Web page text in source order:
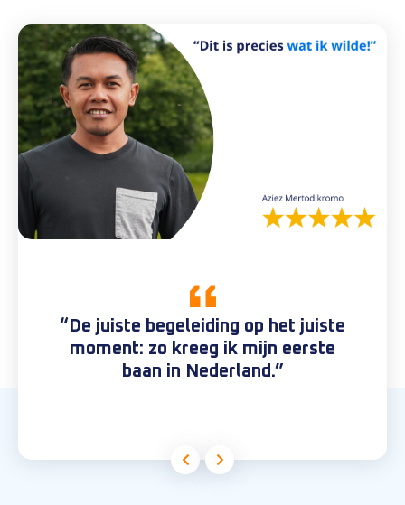
“De juiste begeleiding op het juiste
moment: zo kreeg ik mijn eerste
baan in Nederland.”